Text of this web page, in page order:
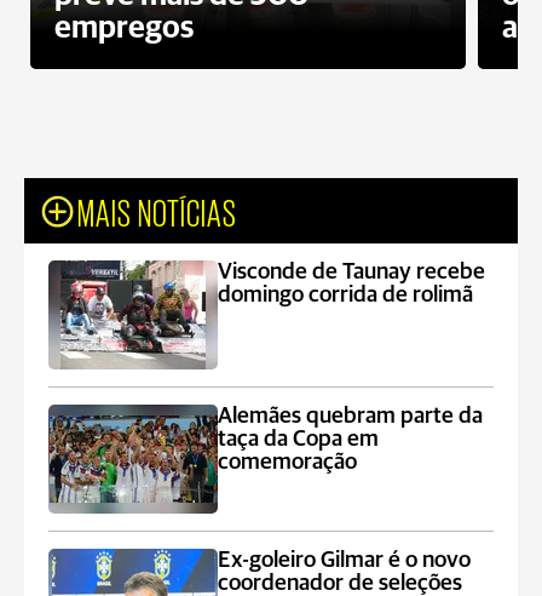
empregos
MAIS NOTÍCIAS
Visconde de Taunay recebe
domingo corrida de rolimã
Alemães quebram parte da
taça da Copa em
comemoração
Ex-goleiro Gilmar é o novo
coordenador de seleções